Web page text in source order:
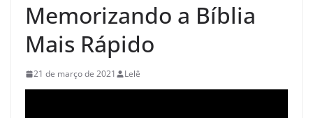
Memorizando a Bíblia
Mais Rápido
21 de março de 2021 Lelê